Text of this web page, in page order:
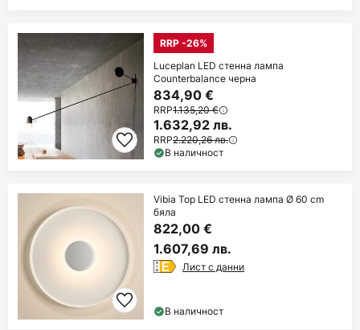
RRP -26%
Luceplan LED стенна лампа
Counterbalance черна
834,90 €
RRP1.135,20 €
1.632,92 лв.
RRP2.220,26 лв.
В наличност
Vibia Top LED стенна лампа Ø 60 cm
бяла
822,00 €
1.607,69 лв.
Лист с данни
В наличност